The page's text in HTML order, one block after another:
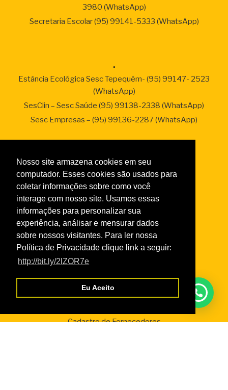
Nosso site armazena cookies em seu
computador. Esses cookies são usados para
coletar informações sobre como você
interage com nosso site. Usamos essas
informações para personalizar sua
experiência, análisar e mensurar dados
sobre nossos visitantes. Para ler nossa
Política de Privacidade clique link a seguir:
http://bit.ly/2lZOR7e
Eu Aceito
3980 (WhatsApp)
Secretaria Escolar (95) 99141-5333 (WhatsApp)
.
Estância Ecológica Sesc Tepequém- (95) 99147- 2523
(WhatsApp)
SesClin – Sesc Saúde (95) 99138-2338 (WhatsApp)
Sesc Empresas – (95) 99136-2287 (WhatsApp)
Links
Taxas de Serviços 2026
Normas da Academia
Normas do Turismo Social
Normas de Atendimento da Odontologia
Normas Cursos Livres Cultura
Serviços
Credencial Virtual
Cadastro de Fornecedores